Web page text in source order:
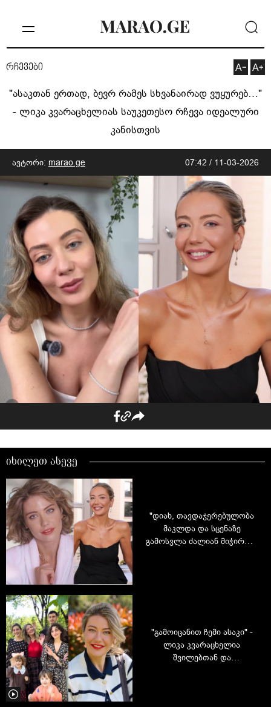
რჩევები
"ასაკთან ერთად, ბევრ რამეს სხვანაირად ვუყურებ…"
- ლიკა კვარაცხელიას საუკეთესო რჩევა იდეალური
კანისთვის
ავტორი: marao.ge 07:42 / 11-03-2026
იხილეთ ასევე
"დიახ, თავდაჯერებულობა
მაკლდა და სცენაზე
გამოსვლა ძალიან მიჭირდა"
"გამოიცანით ჩემი ასაკი" -
ლიკა კვარაცხელია
შვილებთან და